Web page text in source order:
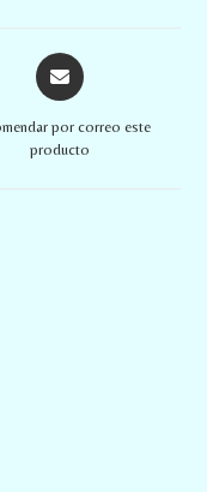
por correo este
producto